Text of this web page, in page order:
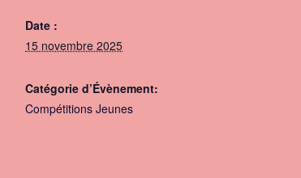
Date :
15 novembre 2025
Catégorie d’Évènement:
Compétitions Jeunes